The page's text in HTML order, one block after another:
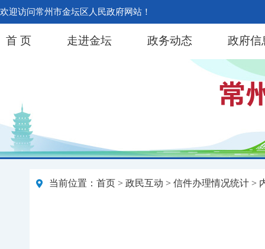
欢迎访问常州市金坛区人民政府网站！
首 页 走进金坛 政务动态 政府信
当前位置： 首页 > 政民互动 > 信件办理情况统计 >